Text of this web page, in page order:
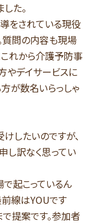
た。
をされている現役
質問の内容も現場
れから介護予防事
やデイサービスに
が数名いらっしゃ
したいのですが、
し訳なく思ってい
起こっているん
前線はYOUです
で提案です。参加者